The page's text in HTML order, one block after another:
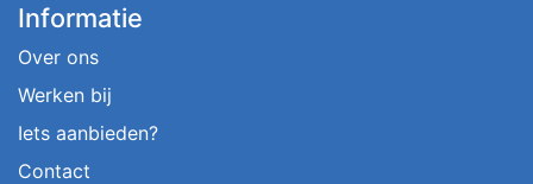
Informatie
Over ons
Werken bij
Iets aanbieden?
Contact